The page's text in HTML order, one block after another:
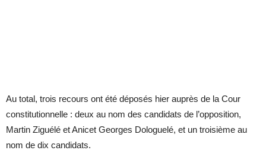
Au total, trois recours ont été déposés hier auprès de la Cour
constitutionnelle : deux au nom des candidats de l’opposition,
Martin Ziguélé et Anicet Georges Dologuelé, et un troisième au
nom de dix candidats.